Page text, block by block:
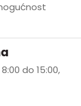
do 15:00,